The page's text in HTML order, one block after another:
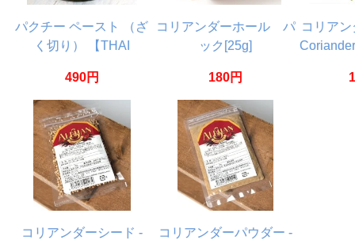
パクチー ペースト （ざ
く切り） 【THAI
490円
コリアンダーホール パ
ック[25g]
180円
コリア
コリアンダーシード -
コリアンダーパウダー -